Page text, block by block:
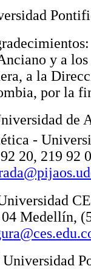
y a
a la
por la
de
-
20, 219 92
04 Medellín,
Universidad